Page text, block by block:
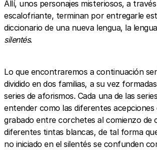
Allí, unos personajes misteriosos, a
escalofriante, terminan por entregarle
diccionario de una nueva lengua, la
silentés.
Lo que encontraremos a continuación
dividido en dos familias, a su vez
series de aforismos. Cada una de las
entender como las diferentes acepciones
grabado entre corchetes al comienzo de
diferentes tintas blancas, de tal forma
no iniciado en el silentés se confunden